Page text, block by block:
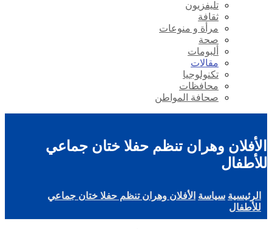
تليفزيون
ثقافة
مرأة و منوعات
صحة
ألبومات
مقالات
تكنولوجيا
محافظات
صحافة المواطن
الأفلان وهران تنظم حفلا ختان جماعي
للأطفال
الرئيسية سياسة الأفلان وهران تنظم حفلا ختان جماعي
للأطفال